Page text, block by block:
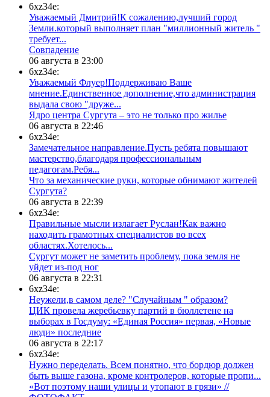
6xz34e:
Уважаемый Дмитрий!К сожалению,лучший город
Земли.который выполняет план "миллионный житель "
требует...
​Совпадение
06 августа в 23:00
6xz34e:
Уважаемый Флуер!Поддерживаю Ваше
мнение.Единственное дополнение,что администрация
выдала свою "друже...
​Ядро центра Сургута ‒ это не только про жилье
06 августа в 22:46
6xz34e:
Замечательное направление.Пусть ребята повышают
мастерство,благодаря профессиональным
педагогам.Ребя...
​Что за механические руки, которые обнимают жителей
Сургута?
06 августа в 22:39
6xz34e:
Правильные мысли излагает Руслан!Как важно
находить грамотных специалистов во всех
областях.Хотелось...
Сургут может не заметить проблему, пока земля не
уйдет из-под ног
06 августа в 22:31
6xz34e:
Неужели,в самом деле? "Случайным " образом?
ЦИК провела жеребьевку партий в бюллетене на
выборах в Госдуму: «Единая Россия» первая, «Новые
люди» последние
06 августа в 22:17
6xz34e:
Нужно переделать. Всем понятно, что бордюр должен
быть выше газона, кроме контролеров, которые пропи...
«Вот поэтому наши улицы и утопают в грязи» //